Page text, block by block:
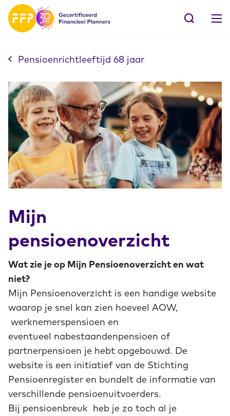
Pensioenrichtleeftijd 68 jaar
Mijn
pensioenoverzicht
Wat zie je op Mijn Pensioenoverzicht en wat
niet?
Mijn Pensioenoverzicht is een handige website
waarop je snel kan zien hoeveel AOW,
werknemerspensioen en
eventueel nabestaandenpensioen of
partnerpensioen je hebt opgebouwd. De
website is een initiatief van de Stichting
Pensioenregister en bundelt de informatie van
verschillende pensioenuitvoerders.
Bij pensioenbreuk heb je zo toch al je